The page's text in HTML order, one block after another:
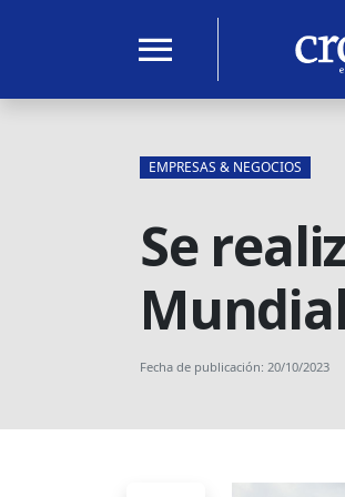
menu
EMPRESAS & NEGOCIOS
Se
Fecha de publicación: 20/10/2023